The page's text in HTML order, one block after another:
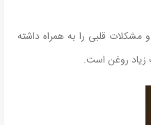
قلبی را به همراه داشته
زیاد روغن است.